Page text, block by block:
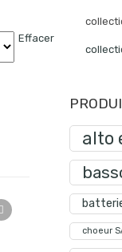
Effacer
alto
choeur